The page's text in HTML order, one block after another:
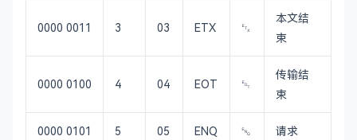
0000 0011 3 03 ETX ␃
本文结
束
0000 0100 4 04 EOT ␄
传输结
束
0000 0101 5 05 ENQ ␅ 请求